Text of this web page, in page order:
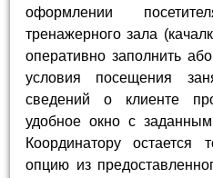
оформлении
тренажерного зала
оперативно заполнить
условия посещения
сведений о клиенте
удобное окно с
Координатору остается
опцию из